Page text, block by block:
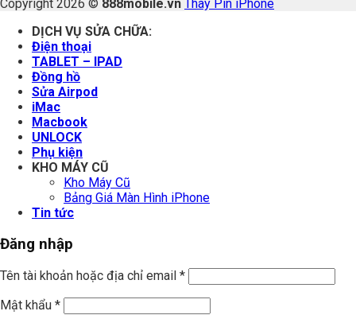
Copyright 2026 © 888mobile.vn Thay Pin iPhone
DỊCH VỤ SỬA CHỮA:
Điện thoại
TABLET – IPAD
Đồng hồ
Sửa Airpod
iMac
Macbook
UNLOCK
Phụ kiện
KHO MÁY CŨ
Kho Máy Cũ
Bảng Giá Màn Hình iPhone
Tin tức
Đăng nhập
Tên tài khoản hoặc địa chỉ email *
Mật khẩu *